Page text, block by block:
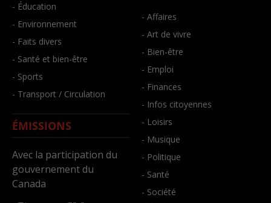
- Éducation
- Environnement
- Faits divers
- Santé et bien-être
- Sports
- Transport / Circulation
ÉMISSIONS
Avec la participation du
gouvernement du
Canada
- Affaires
- Art de vivre
- Bien-être
- Emploi
- Finances
- Infos citoyennes
- Loisirs
- Musique
- Politique
- Santé
- Société